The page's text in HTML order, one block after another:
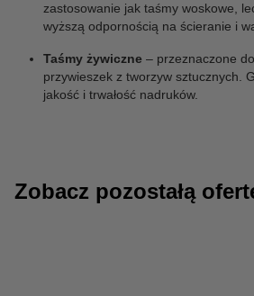
zastosowanie jak taśmy woskowe,
wyższą odpornością na ścieranie i
Taśmy żywiczne – przeznaczone
przywieszek z tworzyw sztucznych.
jakość i trwałość nadruków.
Zobacz pozostałą